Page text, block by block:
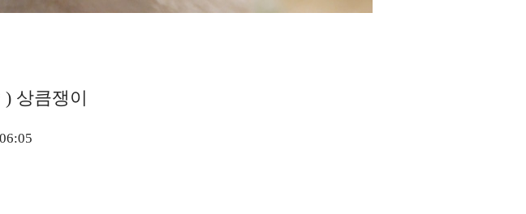
) 상큼쟁이